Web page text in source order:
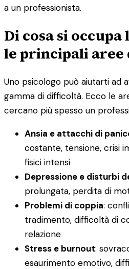
a un professionista.
Di cosa si occupa
le principali
Uno psicologo può aiutarti ad
gamma di difficoltà. Ecco le
cercano più spesso un
Ansia e attacchi di
costante, tensione, crisi
fisici intensi
Depressione e disturbi
prolungata, perdita di
Problemi di coppia:
tradimento, difficoltà di
relazione
Stress e burnout:
esaurimento emotivo,